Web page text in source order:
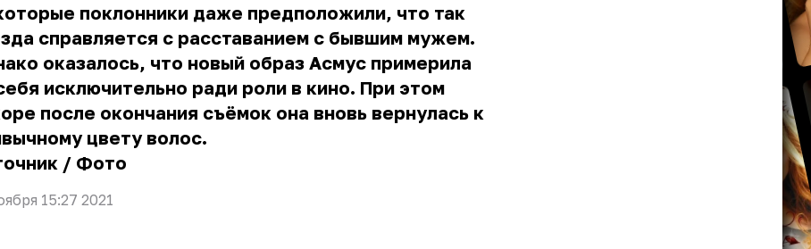
поклонники даже предположили, что так
справляется с расставанием с бывшим мужем.
оказалось, что новый образ Асмус примерила
исключительно ради роли в кино. При этом
после окончания съёмок она вновь вернулась к
цвету волос.
/ Фото
15:27 2021